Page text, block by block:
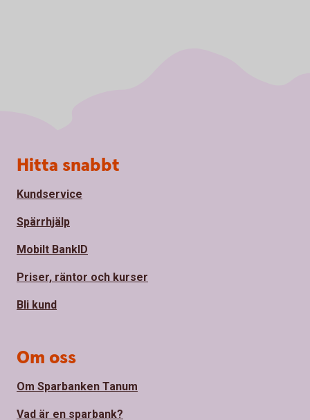
Sidfot
Hitta snabbt
Kundservice
Spärrhjälp
Mobilt BankID
Priser, räntor och kurser
Bli kund
Om oss
Om Sparbanken Tanum
Vad är en sparbank?